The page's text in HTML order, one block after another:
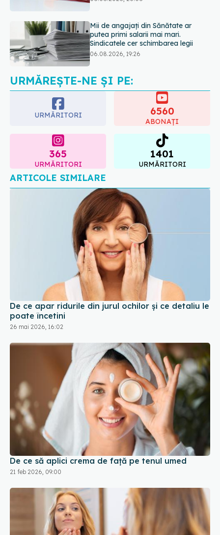
care pot fi tratate fără operație. Dr.
Sorin Bogdan (SANADOR): Chirurgia
este indicată doar punctual, pentru
anumite categorii de paciente
EXCLUSIV Brahiterapie vs
radioterapie externă în cancerul
ginecologic. Dr. Sorin Bogdan
(SANADOR) explică diferența și
cum acționează tratamentul
URMĂREȘTE-NE ȘI PE:
URMĂRITORI 6560
ABONAȚI
365
URMĂRITORI
1401
URMĂRITORI
ARTICOLE SIMILARE
De ce apar ridurile din jurul ochilor și ce detaliu le
poate încetini
26 mai 2026, 16:02
De ce să aplici crema de față pe tenul umed
21 feb 2026, 09:00